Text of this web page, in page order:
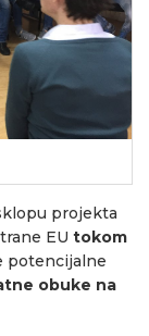
projekta
EU tokom
potencijalne
obuke na